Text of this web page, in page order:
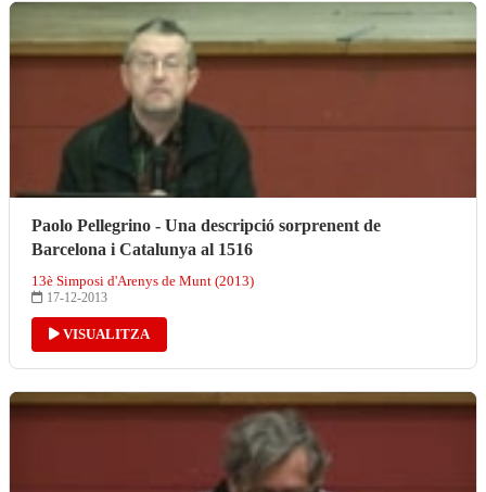
Paolo Pellegrino - Una descripció sorprenent de
Barcelona i Catalunya al 1516
13è Simposi d'Arenys de Munt (2013)
17-12-2013
VISUALITZA